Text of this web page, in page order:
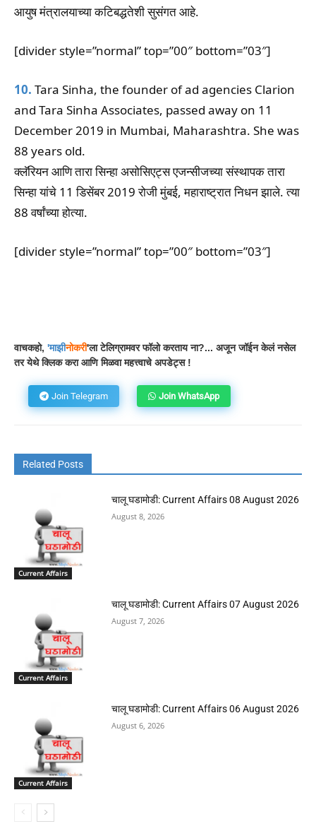
आयुष मंत्रालयाच्या कटिबद्धतेशी सुसंगत आहे.
[divider style=”normal” top=”00″ bottom=”03″]
10. Tara Sinha, the founder of ad agencies Clarion
and Tara Sinha Associates, passed away on 11
December 2019 in Mumbai, Maharashtra. She was
88 years old.
क्लॅरियन आणि तारा सिन्हा असोसिएट्स एजन्सीजच्या संस्थापक तारा
सिन्हा यांचे 11 डिसेंबर 2019 रोजी मुंबई, महाराष्ट्रात निधन झाले. त्या
88 वर्षांच्या होत्या.
[divider style=”normal” top=”00″ bottom=”03″]
वाचकहो, 'माझीनोकरी'ला टेलिग्रामवर फॉलो करताय ना?... अजून जॉईन केलं नसेल
तर येथे क्लिक करा आणि मिळवा महत्त्वाचे अपडेट्स !
Join Telegram Join WhatsApp
Related Posts
Current Affairs
चालू घडामोडी: Current Affairs 08 August 2026
August 8, 2026
Current Affairs
चालू घडामोडी: Current Affairs 07 August 2026
August 7, 2026
Current Affairs
चालू घडामोडी: Current Affairs 06 August 2026
August 6, 2026